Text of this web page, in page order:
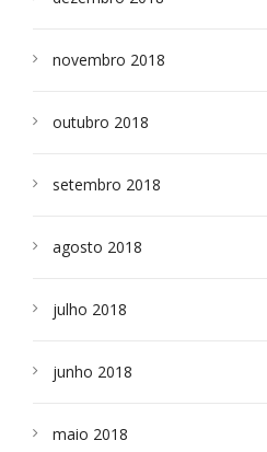
novembro 2018
outubro 2018
setembro 2018
agosto 2018
julho 2018
junho 2018
maio 2018